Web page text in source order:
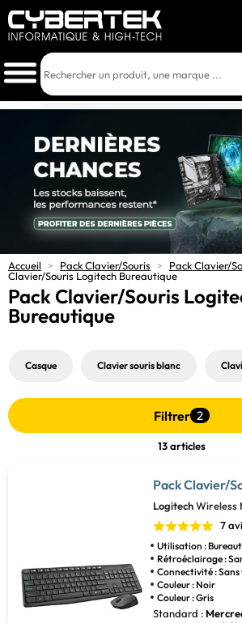
Accueil > Pack Clavier/Souris > Pack Clavier/
Clavier/Souris Logitech Bureautique
Pack Clavier/Souris
Bureautique
Casque Clavier souris blanc
Filtrer 2
13 articles
Pack Clavier/
LogitechWireless
7
Utilisation :
Rétroéclairage :
Connectivité : Sans
Couleur : Noir
Couleur : Gris
Standard :